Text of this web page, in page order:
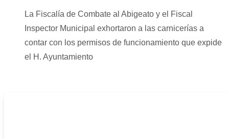
La Fiscalía de Combate al Abigeato y el Fiscal
Inspector Municipal exhortaron a las carnicerías a
contar con los permisos de funcionamiento que expide
el H. Ayuntamiento